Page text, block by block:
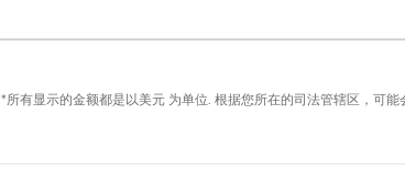
*所有显示的金额都是以美元 为单位. 根据您所在的司法管辖区，可